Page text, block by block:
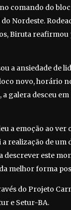
comando do
Nordeste.
Biruta reafirmou
a ansiedade de
novo, horário
galera desceu
a emoção ao
realização de um
descrever este
melhor forma
do Projeto
e Setur-BA.